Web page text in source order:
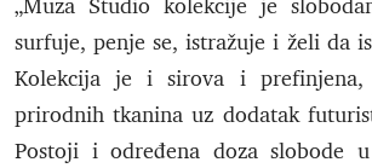
„Muza Studio kolekcije je
surfuje, penje se, istražuje i želi da
Kolekcija je i sirova i prefinjena,
prirodnih tkanina uz dodatak
Postoji i određena doza slobode